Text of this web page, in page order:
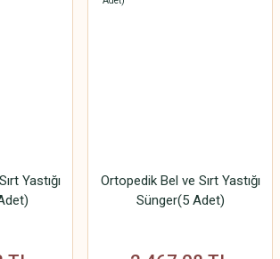
Yastığı
Ortopedik Bel ve Sırt Yastığı
Sünger(5 Adet)